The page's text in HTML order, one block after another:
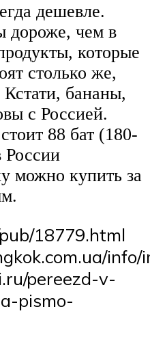
дешевле.
дороже, чем в
которые
столько же,
бананы,
с Россией.
88 бат (180-
России
можно купить за
18779.html
info/
pereezd-v-
pismo-